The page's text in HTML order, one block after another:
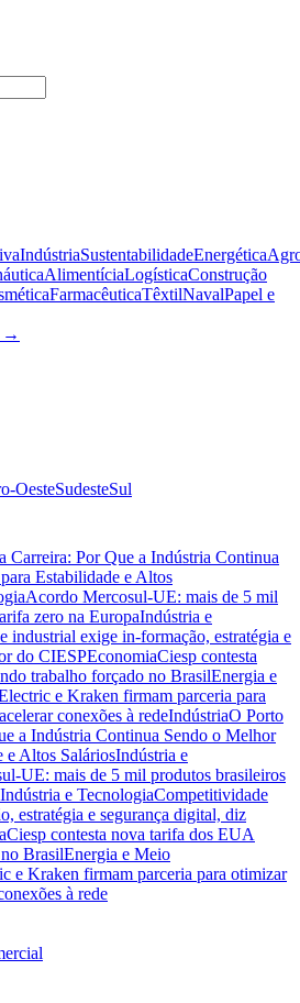
IndústriaSustentabilidadeEnergética
AlimentíciaLogísticaConstrução
FarmacêuticaTêxtilNavalPapel e
→
OesteSudesteSul
Carreira: Por Que a Indústria Continua
Estabilidade e Altos
Acordo Mercosul-UE: mais de 5 mil
zero na EuropaIndústria e
industrial exige in-formação, estratégia e
do CIESPEconomiaCiesp contesta
trabalho forçado no BrasilEnergia e
e Kraken firmam parceria para
conexões à redeIndústriaO Porto
a Indústria Continua Sendo o Melhor
e Altos SaláriosIndústria e
UE: mais de 5 mil produtos brasileiros
Indústria e TecnologiaCompetitividade
estratégia e segurança digital, diz
Ciesp contesta nova tarifa dos EUA
BrasilEnergia e Meio
e Kraken firmam parceria para otimizar
à rede